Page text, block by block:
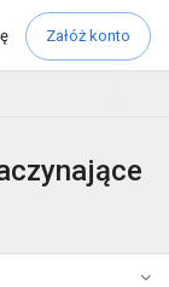
Załóż konto